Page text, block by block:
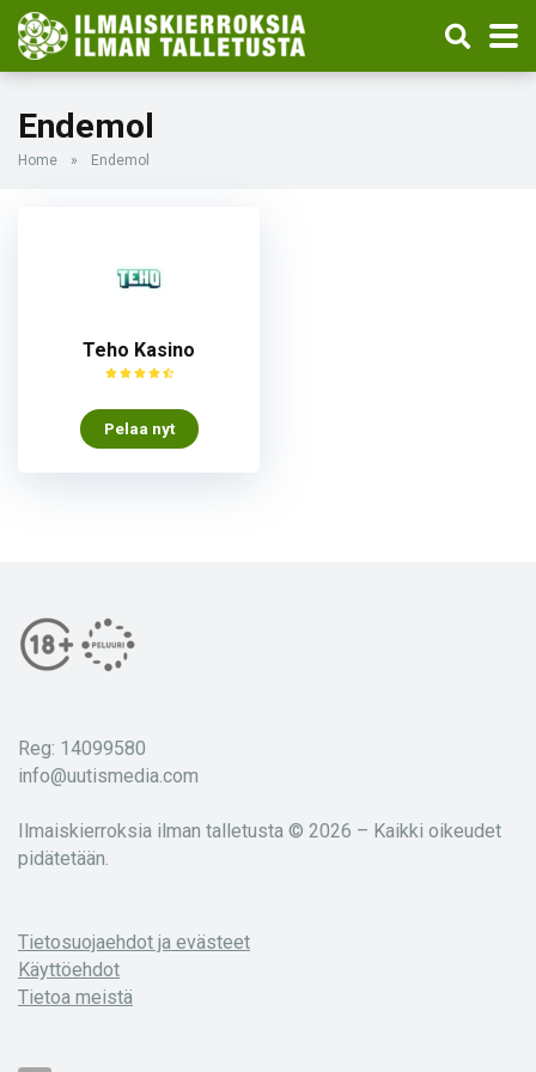
Endemol
Home » Endemol
Teho Kasino
Pelaa nyt
Reg: 14099580
info@uutismedia.com
Ilmaiskierroksia ilman talletusta © 2026 – Kaikki oikeudet
pidätetään.
Tietosuojaehdot ja evästeet
Käyttöehdot
Tietoa meistä